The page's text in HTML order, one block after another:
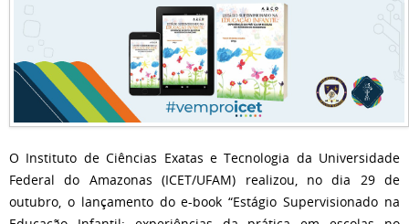
O Instituto de Ciências Exatas e Tecnologia da Universidade
Federal do Amazonas (ICET/UFAM) realizou, no dia 29 de
outubro, o lançamento do e-book “Estágio Supervisionado na